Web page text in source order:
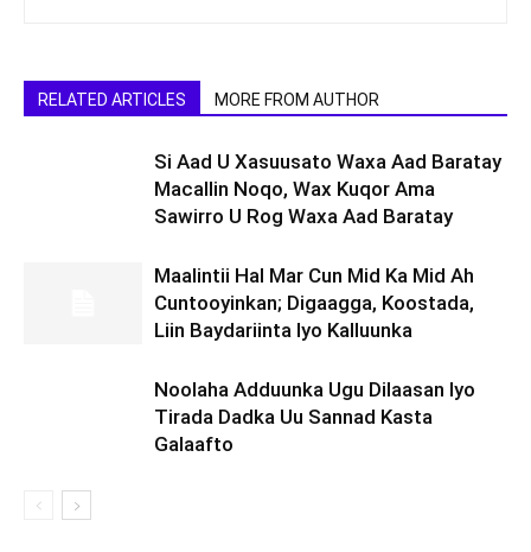
RELATED ARTICLES MORE FROM AUTHOR
Si Aad U Xasuusato Waxa Aad Baratay
Macallin Noqo, Wax Kuqor Ama
Sawirro U Rog Waxa Aad Baratay
Maalintii Hal Mar Cun Mid Ka Mid Ah
Cuntooyinkan; Digaagga, Koostada,
Liin Baydariinta Iyo Kalluunka
Noolaha Adduunka Ugu Dilaasan Iyo
Tirada Dadka Uu Sannad Kasta
Galaafto